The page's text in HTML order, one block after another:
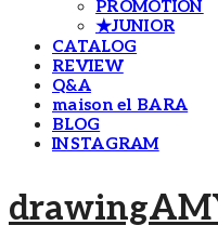
PROMOTION
★JUNIOR
CATALOG
REVIEW
Q&A
maison el BARA
BLOG
INSTAGRAM